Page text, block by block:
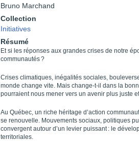
Bruno Marchand
Collection
Initiatives
Résumé
Et si les réponses aux grandes crises de notre
communautés ?
Crises climatiques, inégalités sociales,
monde change vite. Mais change-t-il dans la
pourraient nous mener vers un avenir plus juste
Au Québec, un riche héritage d’action
se renouvelle. Mouvements sociaux, politiques
convergent autour d’un levier puissant : le
territoriales.